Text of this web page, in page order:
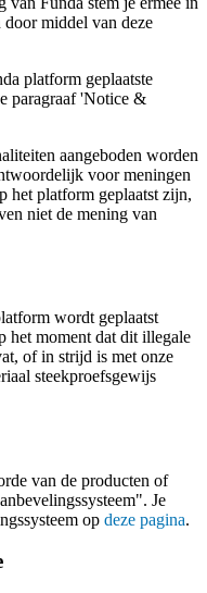
middel van deze
platform geplaatste
paragraaf 'Notice &
aangeboden worden
voor meningen
het platform geplaatst zijn,
niet de mening van
wordt geplaatst
het moment dat dit illegale
of in strijd is met onze
steekproefsgewijs
van de producten of
Je
op deze pagina.